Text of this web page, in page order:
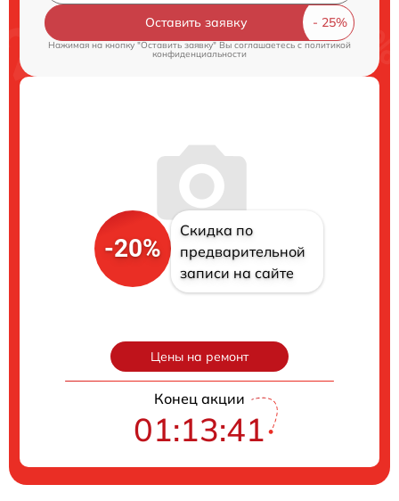
Оставить заявку
Нажимая на кнопку "Оставить заявку" Вы соглашаетесь cполитикой
конфиденциальности
-20%
Скидка по
предварительной
записи на сайте
Цены на ремонт
Конец акции
01:13:40